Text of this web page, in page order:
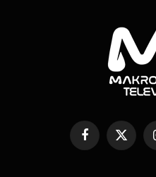
FacebookX
(Twitter)